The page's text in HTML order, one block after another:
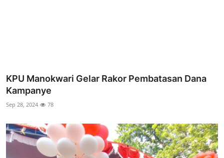
KPU Manokwari Gelar Rakor Pembatasan Dana
Kampanye
Sep 28, 2024 78